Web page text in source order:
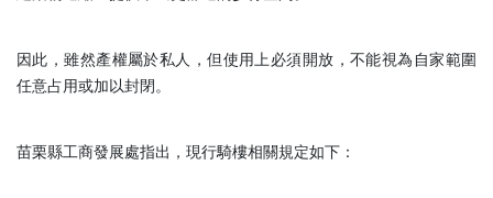
因此，雖然產權屬於私人，但使用上必須開放，不能視為自家範圍
任意占用或加以封閉。
苗栗縣工商發展處指出，現行騎樓相關規定如下：